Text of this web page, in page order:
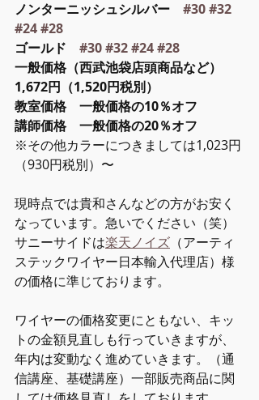
ノンターニッシュシルバー #30#32
#24#28
ゴールド #30#32#24#28
一般価格（西武池袋店頭商品など）
1,672円（1,520円税別）
教室価格　一般価格の10％オフ
講師価格　一般価格の20％オフ
※その他カラーにつきましては1,023円
（930円税別）〜
現時点では貴和さんなどの方がお安く
なっています。急いでください（笑）
サニーサイドは楽天ノイズ （アーティ
ステックワイヤー日本輸入代理店）様
の価格に準じております。
ワイヤーの価格変更にともない、キッ
トの金額見直しも行っていきますが、
年内は変動なく進めていきます。（通
信講座、基礎講座）一部販売商品に関